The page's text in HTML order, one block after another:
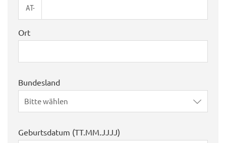
AT-
Ort
Bundesland
Bitte wählen
Geburtsdatum (TT.MM.JJJJ)